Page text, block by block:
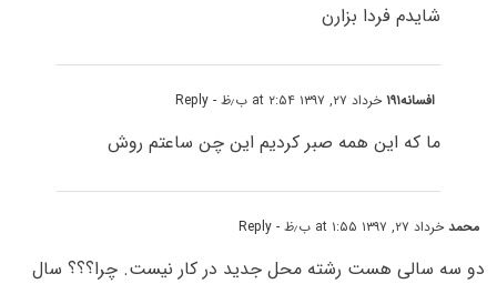
شایدم فردا بزارن
افسانه۱۹۱ خرداد ۲۷, ۱۳۹۷ at ۲:۵۴ ب٫ظ - Reply
ما که این همه صبر کردیم این چن ساعتم روش
محمدخرداد ۲۷, ۱۳۹۷ at ۱:۵۵ ب٫ظ - Reply
دو سه سالی هست رشته محل جدید در کار نیست. چرا؟؟؟ سال